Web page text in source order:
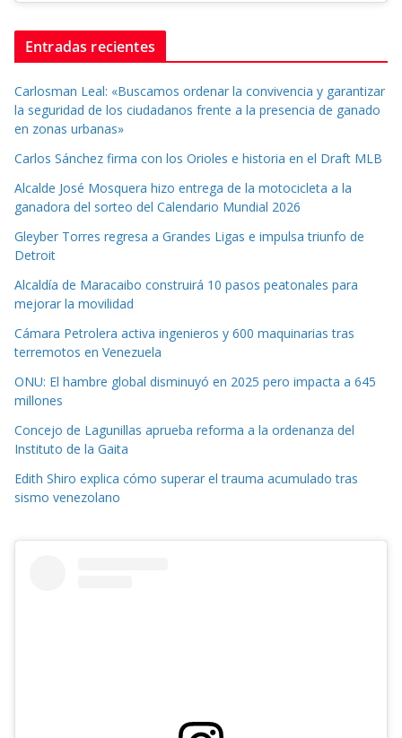
Entradas recientes
Carlosman Leal: «Buscamos ordenar la convivencia y garantizar
la seguridad de los ciudadanos frente a la presencia de ganado
en zonas urbanas»
Carlos Sánchez firma con los Orioles e historia en el Draft MLB
Alcalde José Mosquera hizo entrega de la motocicleta a la
ganadora del sorteo del Calendario Mundial 2026
Gleyber Torres regresa a Grandes Ligas e impulsa triunfo de
Detroit
Alcaldía de Maracaibo construirá 10 pasos peatonales para
mejorar la movilidad
Cámara Petrolera activa ingenieros y 600 maquinarias tras
terremotos en Venezuela
ONU: El hambre global disminuyó en 2025 pero impacta a 645
millones
Concejo de Lagunillas aprueba reforma a la ordenanza del
Instituto de la Gaita
Edith Shiro explica cómo superar el trauma acumulado tras
sismo venezolano